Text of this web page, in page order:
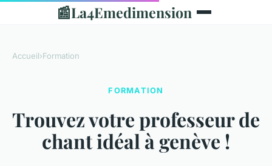
📰La4Emedimension
Accueil›Formation
FORMATION
Trouvez votre professeur de
chant idéal à genève !